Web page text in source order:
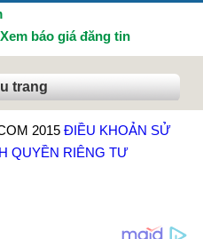
Xem báo giá đăng tin
trang
2015 ĐIỀU KHOẢN SỬ
QUYỀN RIÊNG TƯ